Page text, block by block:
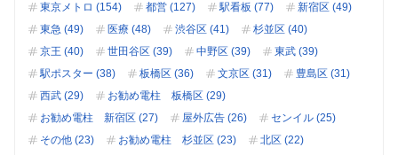
東京メトロ (154)
都営 (127) 駅看板 (77)
新宿区 (49)
東急 (49)
医療 (48) 渋谷区 (41)
杉並区 (40)
京王 (40)
世田谷区 (39) 中野区 (39)
東武 (39)
駅ポスター (38)
板橋区 (36) 文京区 (31)
豊島区 (31)
西武 (29)
お勧め電柱 板橋区 (29)
お勧め電柱 新宿区 (27)
屋外広告 (26)
センイル (25)
その他 (23)
お勧め電柱 杉並区 (23)
北区 (22)